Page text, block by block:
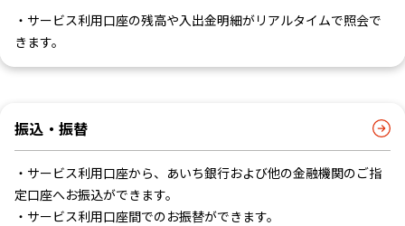
・サービス利用口座の残高や入出金明細がリアルタイムで照会で
きます。
振込・振替
・サービス利用口座から、あいち銀行および他の金融機関のご指
定口座へお振込ができます。
・サービス利用口座間でのお振替ができます。